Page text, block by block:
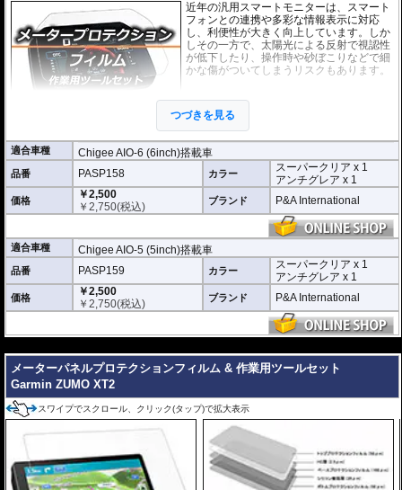
近年の汎用スマートモニターは、スマート
フォンとの連携や多彩な情報表示に対応
し、利便性が大きく向上しています。しか
しその一方で、太陽光による反射で視認性
が低下したり、操作時や砂ぼこりなどで細
かな傷がついてしまうリスクもあります。
汚れからディスプレイを保護します。
トには２枚のフィルム(スーパークリアとア
ンチグレア)が入っており
合わせたものをご利用いただけます。
スーパークリア :
耐摩耗性が非常に高く、
透明性の高いフィルム。貼り付けてしまう
と画面になじみ、フィルムの存在がほとん
どわからなくなります。
マット仕上げが施され、太
陽光などによる反射を軽減。視認性の低下
を防ぎ、画面を読み取りやすくします。も
ちろん傷に対しても有効です。
取付キット付属 :
取り付けに便利なクリー
ニングクロス、細かい埃も除去する粘着シート、気泡の混入を防ぎ、きれいに
優れもの。満足のいく取付が容易になりました。
シリコーン系粘着材を採用し、画面を痛めることがありません。フィルムを剥
がせば、元通りの状態になります。
つづきを見る
適合車種 Chigee AIO-6 (6inch)搭載車
品番 PASP158 カラー
スーパークリア x 1
アンチグレア x 1
価格
￥2,500
￥2,750(税込) ブランド P&A International
適合車種 Chigee AIO-5 (5inch)搭載車
品番 PASP159 カラー
スーパークリア x 1
アンチグレア x 1
価格
￥2,500
￥2,750(税込) ブランド P&A International
メーターパネルプロテクションフィルム & 作業用ツールセット
Garmin ZUMO XT2
スワイプでスクロール、クリック(タップ)で拡大表示